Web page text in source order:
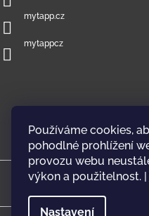
Používáme cookies,
pohodlné prohlížení
provozu webu
výkon a použitelnost. |
Nastavení
mytapp.cz
mytappcz